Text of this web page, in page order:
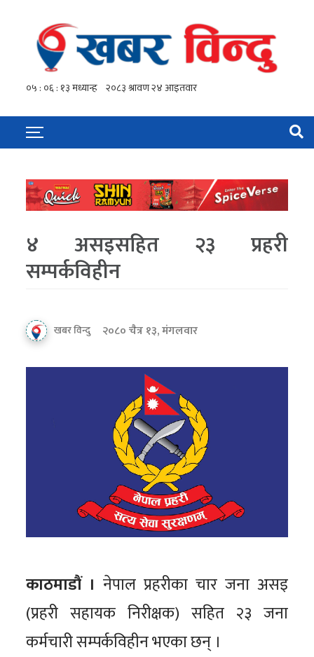
४ असइसहित २३ प्रहरी
सम्पर्कविहीन
खबर विन्दु २०८० चैत्र १३, मंगलवार
काठमाडौं । नेपाल प्रहरीका चार जना असइ
(प्रहरी सहायक निरीक्षक) सहित २३ जना
कर्मचारी सम्पर्कविहीन भएका छन् ।